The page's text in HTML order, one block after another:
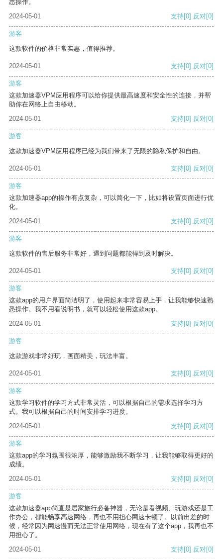
悉操作。
2024-05-01
支持[0] 反对[0]
游客
这款软件的价格非常实惠，值得推荐。
2024-05-01 支持[0] 反对[0]
游客
这款加速器VPM应用程序可以给你提供最高速度和安全性的连接，并帮
助你在网络上自由移动。
2024-05-01
支持[0] 反对[0]
游客
这款加速器VPM应用程序已经为我们带来了无限的隐私保护和自由。
2024-05-01 支持[0] 反对[0]
游客
这款加速器app的操作有点复杂，可以简化一下，比如将设置页面进行优
化。
2024-05-01
支持[0] 反对[0]
游客
这款软件的售后服务非常好，遇到问题都能得到及时解决。
2024-05-01 支持[0] 反对[0]
游客
这款app的用户界面简洁明了，使用起来非常容易上手，让我能够快速熟
悉操作。我不用看说明书，就可以轻松使用这款app。
2024-05-01
支持[0] 反对[0]
游客
这款游戏非常好玩，画面精美，玩法丰富。
2024-05-01 支持[0] 反对[0]
游客
这款学习软件的学习方式非常灵活，可以根据自己的需求选择学习方
式。我可以根据自己的时间安排学习进度。
2024-05-01
支持[0] 反对[0]
游客
这款app的学习氛围很浓厚，能够激励我不断学习，让我能够取得更好的
成绩。
2024-05-01
支持[0] 反对[0]
游客
这款加速器app简直是居家旅行必备神器，无论是看视频、玩游戏还是工
作办公，都能畅享高速网络，再也不用担心网速卡顿了。以前出差的时
候，经常因为网速慢而无法正常使用网络，现在有了这个app，我再也不
用担心了。
2024-05-01
支持[0] 反对[0]